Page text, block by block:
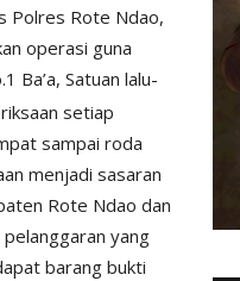
Polres Rote Ndao,
operasi guna
Ba’a, Satuan lalu-
setiap
sampai roda
menjadi sasaran
Rote Ndao dan
yang
barang bukti